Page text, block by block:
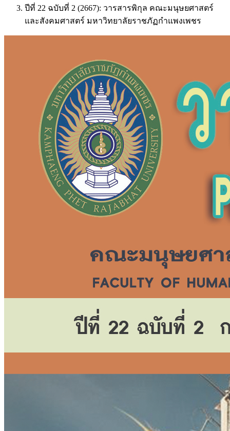
ปีที่ 22 ฉบับที่ 2 (2667): วารสารพิกุล คณะมนุษยศาสตร์
และสังคมศาสตร์ มหาวิทยาลัยราชภัฏกำแพงเพชร